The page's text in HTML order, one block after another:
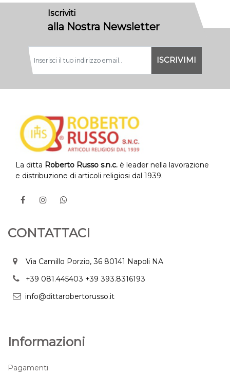
Iscriviti
alla Nostra Newsletter
La ditta Roberto Russo s.n.c. è leader nella lavorazione
e distribuzione di articoli religiosi dal 1939.
CONTATTACI
Via Camillo Porzio, 36 80141 Napoli NA
+39 081.445403 +39 393.8316193
info@dittarobertorusso.it
Informazioni
Pagamenti